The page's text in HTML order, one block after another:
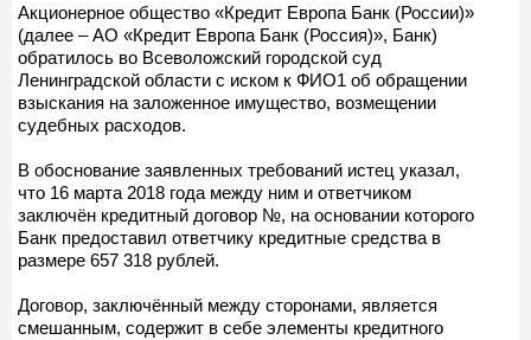
Акционерное общество «Кредит Европа Банк (России)»
(далее – АО «Кредит Европа Банк (Россия)», Банк)
обратилось во Всеволожский городской суд
Ленинградской области с иском к ФИО1 об обращении
взыскания на заложенное имущество, возмещении
судебных расходов.
В обоснование заявленных требований истец указал,
что 16 марта 2018 года между ним и ответчиком
заключён кредитный договор №, на основании которого
Банк предоставил ответчику кредитные средства в
размере 657 318 рублей.
Договор, заключённый между сторонами, является
смешанным, содержит в себе элементы кредитного